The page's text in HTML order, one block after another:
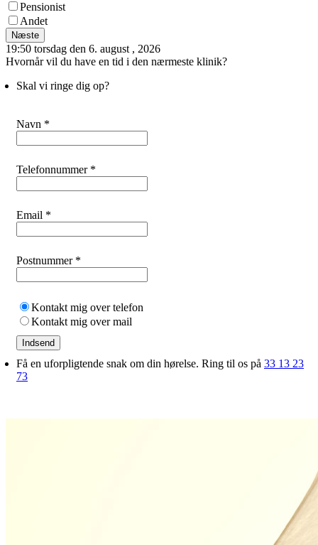
Pensionist
Andet
Næste
19:50 torsdag den 6. august , 2026
Hvornår vil du have en tid i den nærmeste klinik?
Skal vi ringe dig op?
Navn *
Telefonnummer *
Email *
Postnummer *
Kontakt mig over telefon
Kontakt mig over mail
Indsend
Få en uforpligtende snak om din hørelse. Ring til os på 33 13 23
73